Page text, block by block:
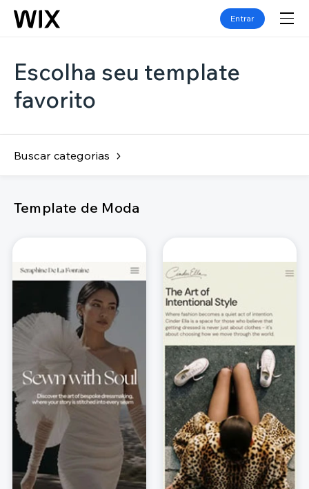
Entrar
Escolha seu template
favorito
Buscar categorias
Template de Moda